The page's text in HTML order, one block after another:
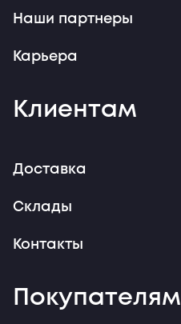
Наши партнеры
Карьера
Клиентам
Доставка
Склады
Контакты
Покупателям